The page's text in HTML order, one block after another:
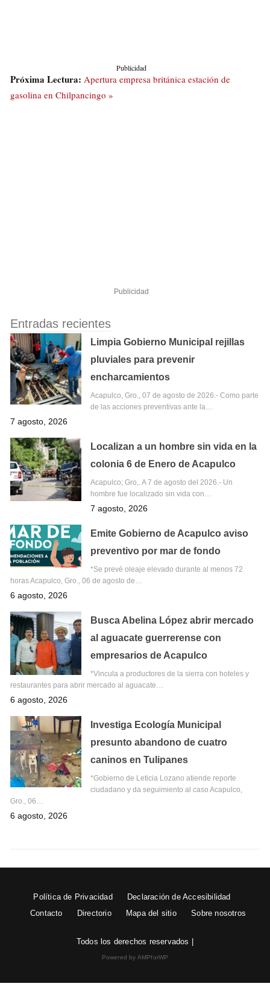
Publicidad
Próxima Lectura: Apertura empresa británica estación de
gasolina en Chilpancingo »
Publicidad
Entradas recientes
Limpia Gobierno Municipal rejillas
pluviales para prevenir
encharcamientos
Acapulco, Gro., 07 de agosto de 2026.- Como parte
de las acciones preventivas ante la…
7 agosto, 2026
Localizan a un hombre sin vida en la
colonia 6 de Enero de Acapulco
Acapulco; Gro,. A 7 de agosto del 2026.- Un
hombre fue localizado sin vida con…
7 agosto, 2026
Emite Gobierno de Acapulco aviso
preventivo por mar de fondo
*Se prevé oleaje elevado durante al menos 72
horas Acapulco, Gro., 06 de agosto de…
6 agosto, 2026
Busca Abelina López abrir mercado
al aguacate guerrerense con
empresarios de Acapulco
*Vincula a productores de la sierra con hoteles y
restaurantes para abrir mercado al aguacate…
6 agosto, 2026
Investiga Ecología Municipal
presunto abandono de cuatro
caninos en Tulipanes
*Gobierno de Leticia Lozano atiende reporte
ciudadano y da seguimiento al caso Acapulco,
Gro., 06…
6 agosto, 2026
Política de Privacidad
Declaración de Accesibilidad
Contacto
Directorio Mapa del sitio Sobre nosotros
Todos los derechos reservados |
Powered by AMPforWP